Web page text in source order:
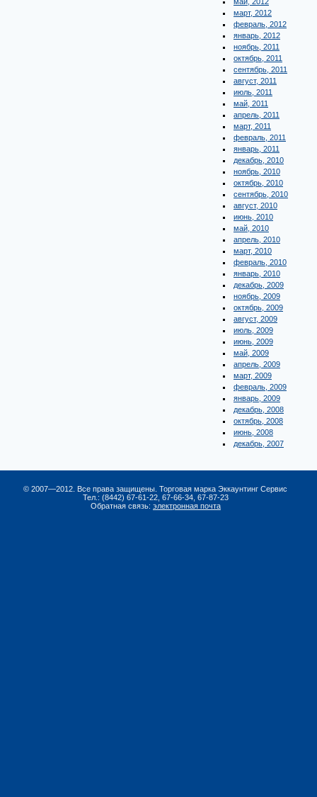
март, 2012
февраль, 2012
январь, 2012
ноябрь, 2011
октябрь, 2011
сентябрь, 2011
август, 2011
июль, 2011
май, 2011
апрель, 2011
март, 2011
февраль, 2011
январь, 2011
декабрь, 2010
ноябрь, 2010
октябрь, 2010
сентябрь, 2010
август, 2010
июнь, 2010
май, 2010
апрель, 2010
март, 2010
февраль, 2010
январь, 2010
декабрь, 2009
ноябрь, 2009
октябрь, 2009
август, 2009
июль, 2009
июнь, 2009
май, 2009
апрель, 2009
март, 2009
февраль, 2009
январь, 2009
декабрь, 2008
октябрь, 2008
июнь, 2008
декабрь, 2007
© 2007—2012. Все права защищены. Торговая марка Эккаунтинг Сервис
Тел.: (8442) 67-61-22, 67-66-34, 67-87-23
Обратная связь: электронная почта